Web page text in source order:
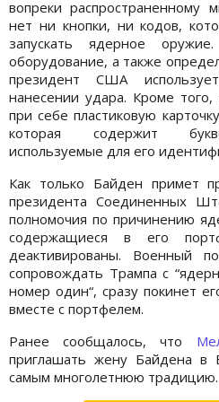
вопреки
нет ни кнопки, ни кодов,
запускать ядерное
оборудование, а также
президент США
нанесении удара. Кроме
при себе пластиковую
которая содержит
используемые для его
Как только Байден примет
президента Соединенных
полномочия по причинению
содержащиеся в его
деактивированы. Военный
сопровождать Трампа с
номер один“, сразу покинет
вместе с портфелем.
Ранее сообщалось, что
приглашать жену Байдена
самым многолетнюю традицию.